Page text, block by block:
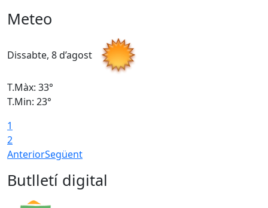
Meteo
Dissabte, 8 d’agost
T.Màx: 33°
T.Min: 23°
1
2
AnteriorSegüent
Butlletí digital